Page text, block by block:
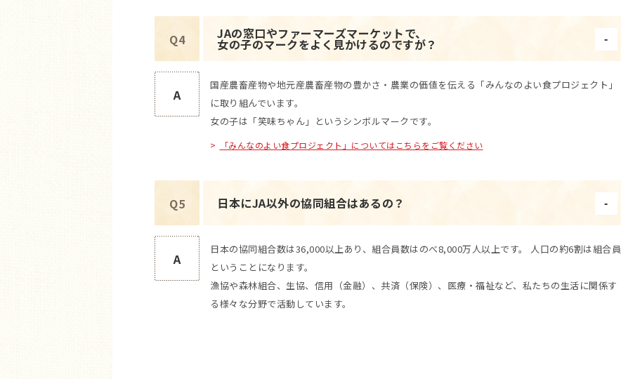
Q4 JAの窓口やファーマーズマーケットで、
女の子のマークをよく見かけるのですが？
A
国産農畜産物や地元産農畜産物の豊かさ・農業の価値を伝える「みんなのよい食プロジェクト」
に取り組んでいます。
女の子は「笑味ちゃん」というシンボルマークです。
「みんなのよい食プロジェクト」についてはこちらをご覧ください
Q5 日本にJA以外の協同組合はあるの？
A
日本の協同組合数は36,000以上あり、組合員数はのべ8,000万人以上です。 人口の約6割は組合員
ということになります。
漁協や森林組合、生協、信用（金融）、共済（保険）、医療・福祉など、私たちの生活に関係す
る様々な分野で活動しています。